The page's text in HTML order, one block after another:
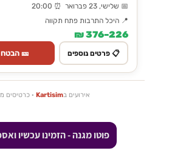
📅 שלישי, 23 פברואר ⏰ 20:00
📍 היכל התרבות פתח תקווה
226–376 ₪
📋 פרטים נוספים 🎫
אירועים בKartisim · כרטיסים
פוטו מגנה - הזמינו עכשיו